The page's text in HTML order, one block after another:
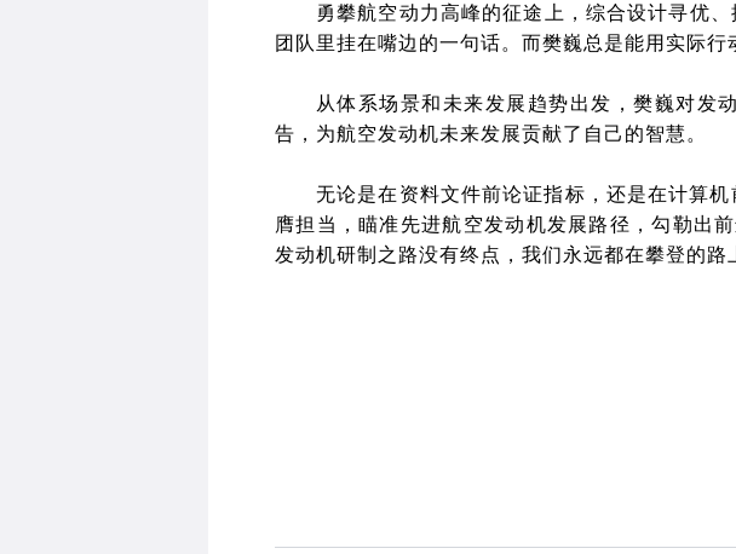
勇攀航空动力高峰的征途上，综合设计寻优
团队里挂在嘴边的一句话。而樊巍总是能用实际行
从体系场景和未来发展趋势出发，樊巍对发
告，为航空发动机未来发展贡献了自己的智慧。
无论是在资料文件前论证指标，还是在计算
膺担当，瞄准先进航空发动机发展路径，勾勒出
发动机研制之路没有终点，我们永远都在攀登的路